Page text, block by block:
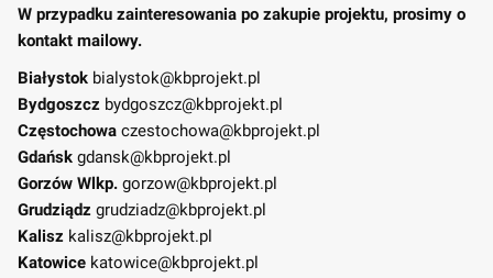
W przypadku zainteresowania po zakupie projektu, prosimy o
kontakt mailowy.
Białystok bialystok@kbprojekt.pl
Bydgoszcz bydgoszcz@kbprojekt.pl
Częstochowa czestochowa@kbprojekt.pl
Gdańsk gdansk@kbprojekt.pl
Gorzów Wlkp. gorzow@kbprojekt.pl
Grudziądz grudziadz@kbprojekt.pl
Kalisz kalisz@kbprojekt.pl
Katowice katowice@kbprojekt.pl